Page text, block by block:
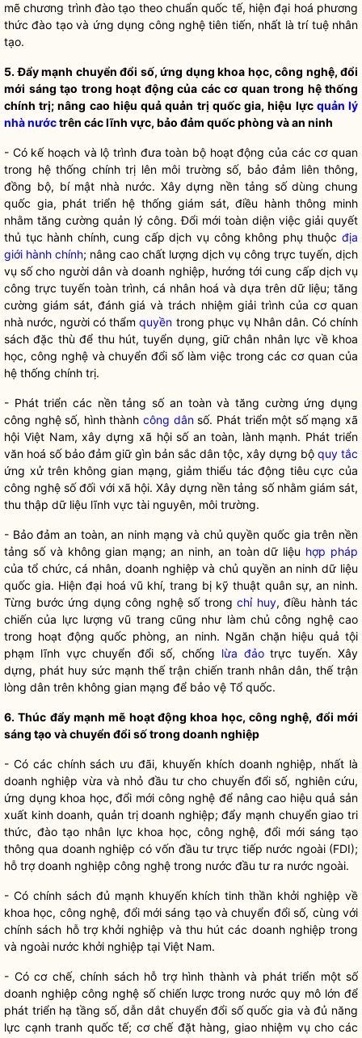
mẽ chương trình đào tạo theo chuẩn quốc tế, hiện đại hoá phương
thức đào tạo và ứng dụng công nghệ tiên tiến, nhất là trí tuệ nhân
tạo.
5. Đẩy mạnh chuyển đổi số, ứng dụng khoa học, công nghệ, đổi
mới sáng tạo trong hoạt động của các cơ quan trong hệ thống
chính trị;nâng cao hiệu quả quản trị quốc gia, hiệu lực quản lý
nhà nướctrên các lĩnh vực, bảo đảm quốc phòng và an ninh
- Có kế hoạch và lộ trình đưa toàn bộ hoạt động của các cơ quan
trong hệ thống chính trị lên môi trường số, bảo đảm liên thông,
đồng bộ, bí mật nhà nước. Xây dựng nền tảng số dùng chung
quốc gia, phát triển hệ thống giám sát, điều hành thông minh
nhằm tăng cường quản lý công. Đổi mới toàn diện việc giải quyết
thủ tục hành chính, cung cấp dịch vụ công không phụ thuộc địa
giới hành chính; nâng cao chất lượng dịch vụ công trực tuyến, dịch
vụ số cho người dân và doanh nghiệp, hướng tới cung cấp dịch vụ
công trực tuyến toàn trình, cá nhân hoá và dựa trên dữ liệu; tăng
cường giám sát, đánh giá và trách nhiệm giải trình của cơ quan
nhà nước, người có thẩmquyền trong phục vụ Nhân dân. Có chính
sách đặc thù để thu hút, tuyển dụng, giữ chân nhân lực về khoa
học, công nghệ và chuyển đổi số làm việc trong các cơ quan của
hệ thống chính trị.
- Phát triển các nền tảng số an toàn và tăng cường ứng dụng
công nghệ số, hình thànhcông dânsố. Phát triển một số mạng xã
hội Việt Nam, xây dựng xã hội số an toàn, lành mạnh. Phát triển
văn hoá số bảo đảm giữ gìn bản sắc dân tộc, xây dựng bộ quy tắc
ứng xử trên không gian mạng, giảm thiểu tác động tiêu cực của
công nghệ số đối với xã hội. Xây dựng nền tảng số nhằm giám sát,
thu thập dữ liệu lĩnh vực tài nguyên, môi trường.
- Bảo đảm an toàn, an ninh mạng và chủ quyềnquốc gia trên nền
tảng số và không gian mạng; an ninh, an toàn dữ liệu hợp pháp
của tổ chức, cá nhân, doanh nghiệp và chủ quyền an ninh dữ liệu
quốc gia. Hiện đại hoá vũ khí, trang bị kỹ thuật quân sự, an ninh.
Từng bước ứng dụng công nghệ số trong chỉ huy, điều hành tác
chiến của lực lượng vũ trang cũng như làm chủ công nghệ cao
trong hoạt động quốc phòng, an ninh. Ngăn chặn hiệu quả tội
phạm lĩnh vực chuyển đổi số, chống lừa đảotrực tuyến. Xây
dựng, phát huy sức mạnh thế trận chiến tranh nhân dân, thế trận
lòng dân trên không gian mạng để bảo vệ Tổ quốc.
6. Thúc đẩy mạnh mẽ hoạt động khoa học, công nghệ, đổi mới
sáng tạo và chuyển đổi số trong doanh nghiệp
- Có các chính sách ưu đãi, khuyến khích doanh nghiệp, nhất là
doanh nghiệp vừa và nhỏ đầu tư cho chuyển đổi số, nghiên cứu,
ứng dụng khoa học, đổi mới công nghệ để nâng cao hiệu quả sản
xuất kinh doanh, quản trị doanh nghiệp; đẩy mạnh chuyển giao tri
thức, đào tạo nhân lực khoa học, công nghệ, đổi mới sáng tạo
thông qua doanh nghiệp có vốn đầu tư trực tiếp nước ngoài (FDI);
hỗ trợ doanh nghiệp công nghệ trong nước đầu tư ra nước ngoài.
- Có chính sách đủ mạnh khuyến khích tinh thần khởi nghiệp về
khoa học, công nghệ, đổi mới sáng tạo và chuyển đổi số, cùng với
chính sách hỗ trợ khởi nghiệp và thu hút các doanh nghiệp trong
và ngoài nước khởi nghiệp tại Việt Nam.
- Có cơ chế, chính sách hỗ trợ hình thành và phát triển một số
doanh nghiệp công nghệ số chiến lược trong nước quy mô lớn để
phát triển hạ tầng số, dẫn dắt chuyển đổi sốquốc gia và đủ năng
lực cạnh tranh quốc tế; cơ chế đặt hàng, giao nhiệm vụ cho các